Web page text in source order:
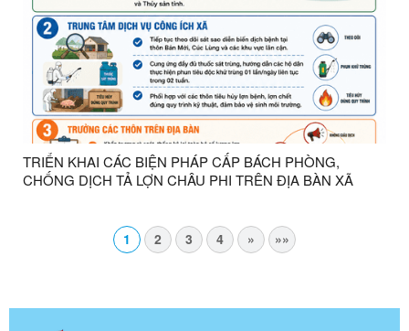
TRIỂN KHAI CÁC BIỆN PHÁP CẤP BÁCH PHÒNG,
CHỐNG DỊCH TẢ LỢN CHÂU PHI TRÊN ĐỊA BÀN XÃ
1 2 3 4 » »»